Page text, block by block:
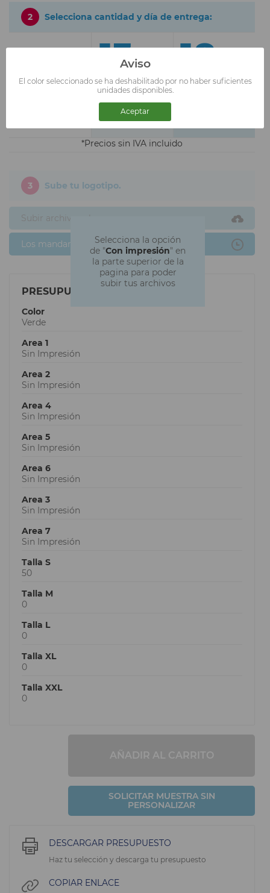
2 Selecciona cantidad y día de entrega:
13
AGOSTO
JUEVES
18
AGOSTO
MARTES
361,40€
Precios sin IVA incluido
Selecciona la opción
de "Con impresión" en
la parte superior de la
pagina para poder
subir tus archivos
3 Sube tu logotipo.
Subir archivos ahora
Los mandaré después
PRESUPUESTO
Color
Verde
Area 1
Sin Impresión
Area 2
Sin Impresión
Area 4
Sin Impresión
Area 5
Sin Impresión
Area 6
Sin Impresión
Area 3
Sin Impresión
Area 7
Sin Impresión
Talla S
50
Talla M
0
Talla L
0
Talla XL
0
Talla XXL
0
AÑADIR AL CARRITO
SOLICITAR MUESTRA SIN
PERSONALIZAR
DESCARGAR PRESUPUESTO
Haz tu selección y descarga tu presupuesto
COPIAR ENLACE
Aviso
El color seleccionado se ha deshabilitado por no haber suficientes
unidades disponibles.
Aceptar